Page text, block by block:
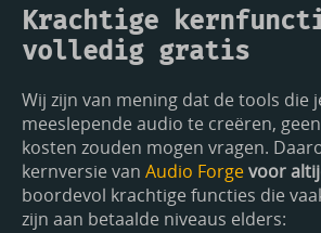
Krachtige
volledig gratis
Wij zijn van mening dat de tools die
meeslepende audio te creëren,
kosten zouden mogen vragen.
kernversie van Audio Forgevoor
boordevol krachtige functies die
zijn aan betaalde niveaus elders: